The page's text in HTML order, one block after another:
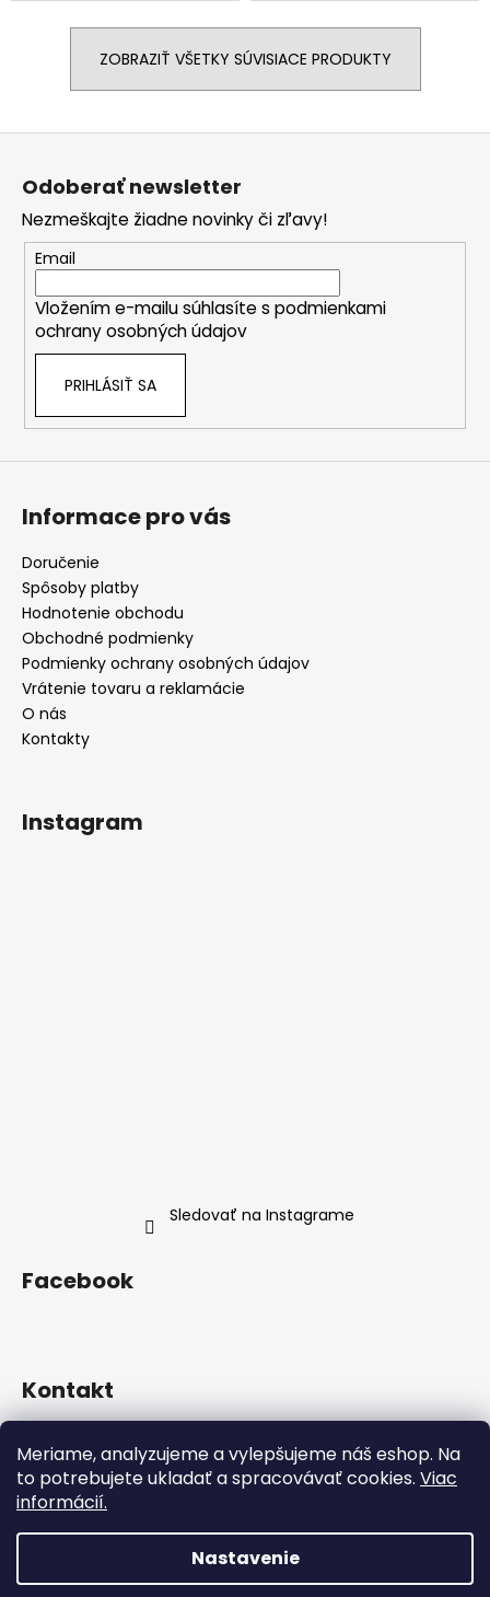
Meriame, analyzujeme a vylepšujeme náš eshop. Na
to potrebujete ukladať a spracovávať cookies. Viac
informácií.
Nastavenie
ZOBRAZIŤ VŠETKY SÚVISIACE PRODUKTY
Z
Odoberať newsletter
Nezmeškajte žiadne novinky či zľavy!
Email
Vložením e-mailu súhlasíte s podmienkami
ochrany osobných údajov
PRIHLÁSIŤ SA
Informace pro vás
Doručenie
Spôsoby platby
Hodnotenie obchodu
Obchodné podmienky
Podmienky ochrany osobných údajov
Vrátenie tovaru a reklamácie
O nás
Kontakty
Instagram
Sledovať na Instagrame
Facebook
Kontakt
+420 702 114 113
Neness Official SK
neness_czsk/